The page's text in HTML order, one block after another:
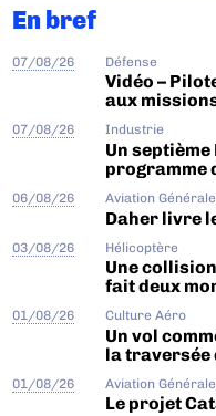
En bref
07/08/26 Défense
Vidéo –
aux
07/08/26 Industrie
Un
programme
06/08/26 Aviation Générale
Daher livre
03/08/26 Hélicoptère
Une
fait deux
01/08/26 Culture Aéro
Un vol
la traversée
01/08/26 Aviation Générale
Le projet